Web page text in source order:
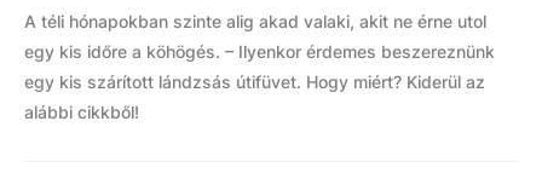
A téli hónapokban szinte alig akad valaki, akit ne érne utol
egy kis időre a köhögés. – Ilyenkor érdemes beszereznünk
egy kis szárított lándzsás útifüvet. Hogy miért? Kiderül az
alábbi cikkből!